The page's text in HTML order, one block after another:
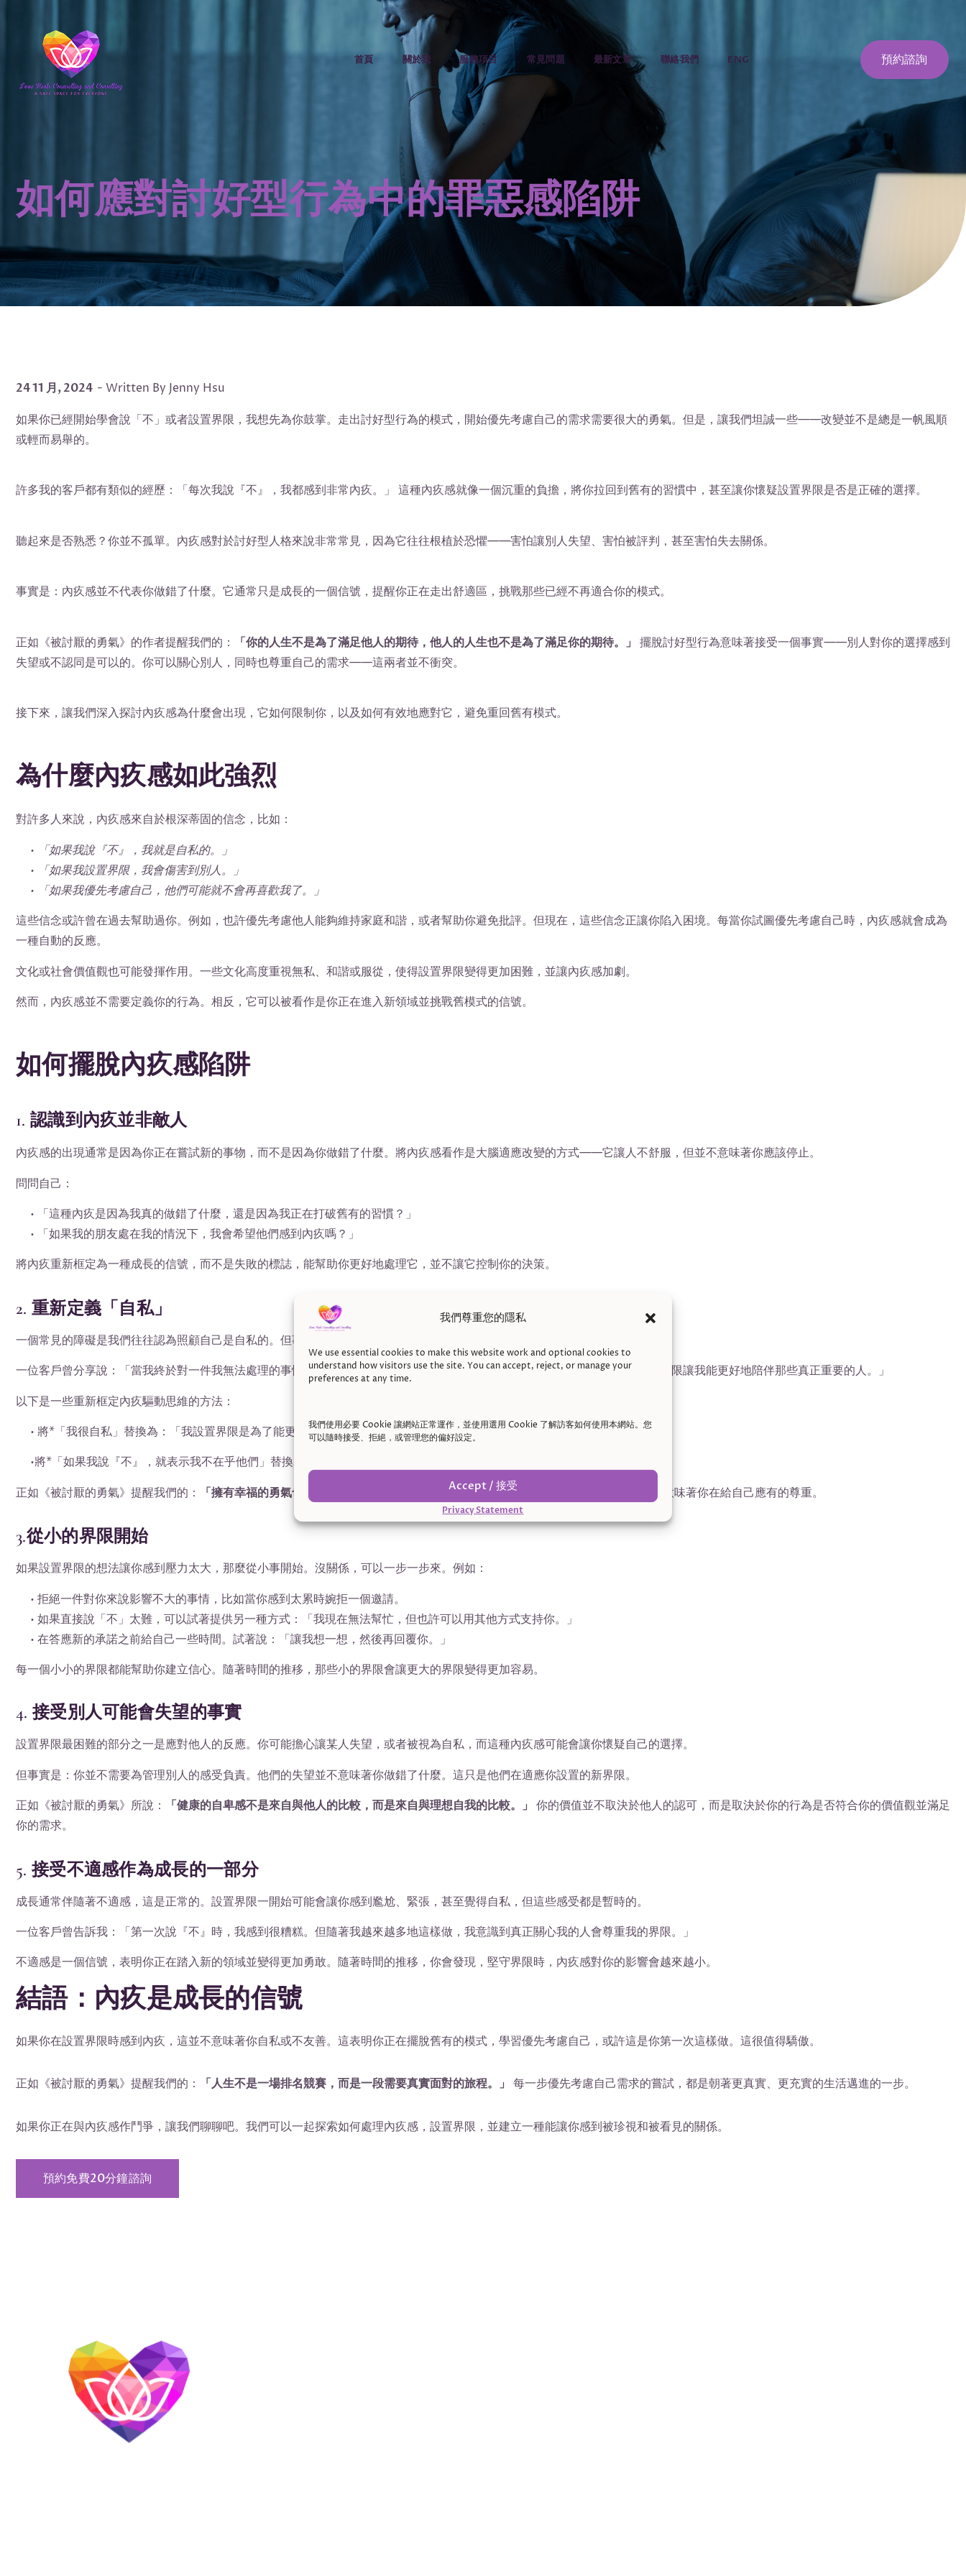
我們尊重您的隱私
We use essential cookies to make this website work and optional cookies to
understand how visitors use the site. You can accept, reject, or manage your
preferences at any time.
我們使用必要 Cookie 讓網站正常運作，並使用選用 Cookie 了解訪客如何使用本網站。您
可以隨時接受、拒絕，或管理您的偏好設定。
Accept / 接受
Privacy Statement
首頁 關於我 服務項目 常見問題 最新文章 聯絡我們 ENG 預約諮詢
如何應對討好型行為中的罪惡感陷阱
24 11 月, 2024 - Written By Jenny Hsu
如果你已經開始學會說「不」或者設置界限，我想先為你鼓掌。走出討好型行為的模式，開始優先考慮自己的需求需要很大的勇氣。但是，讓我們坦誠一些——改變並不是總是一帆風順
或輕而易舉的。
許多我的客戶都有類似的經歷：「每次我說『不』，我都感到非常內疚。」 這種內疚感就像一個沉重的負擔，將你拉回到舊有的習慣中，甚至讓你懷疑設置界限是否是正確的選擇。
聽起來是否熟悉？你並不孤單。內疚感對於討好型人格來說非常常見，因為它往往根植於恐懼——害怕讓別人失望、害怕被評判，甚至害怕失去關係。
事實是：內疚感並不代表你做錯了什麼。它通常只是成長的一個信號，提醒你正在走出舒適區，挑戰那些已經不再適合你的模式。
正如《被討厭的勇氣》的作者提醒我們的： 「你的人生不是為了滿足他人的期待，他人的人生也不是為了滿足你的期待。」 擺脫討好型行為意味著接受一個事實——別人對你的選擇感到
失望或不認同是可以的。你可以關心別人，同時也尊重自己的需求——這兩者並不衝突。
接下來，讓我們深入探討內疚感為什麼會出現，它如何限制你，以及如何有效地應對它，避免重回舊有模式。
為什麼內疚感如此強烈
對許多人來說，內疚感來自於根深蒂固的信念，比如：
• 「如果我說『不』，我就是自私的。」
• 「如果我設置界限，我會傷害到別人。」
• 「如果我優先考慮自己，他們可能就不會再喜歡我了。」
這些信念或許曾在過去幫助過你。例如，也許優先考慮他人能夠維持家庭和諧，或者幫助你避免批評。但現在，這些信念正讓你陷入困境。每當你試圖優先考慮自己時，內疚感就會成為
一種自動的反應。
文化或社會價值觀也可能發揮作用。一些文化高度重視無私、和諧或服從，使得設置界限變得更加困難，並讓內疚感加劇。
然而，內疚感並不需要定義你的行為。相反，它可以被看作是你正在進入新領域並挑戰舊模式的信號。
如何擺脫內疚感陷阱
1. 認識到內疚並非敵人
內疚感的出現通常是因為你正在嘗試新的事物，而不是因為你做錯了什麼。將內疚感看作是大腦適應改變的方式——它讓人不舒服，但並不意味著你應該停止。
問問自己：
• 「這種內疚是因為我真的做錯了什麼，還是因為我正在打破舊有的習慣？」
• 「如果我的朋友處在我的情況下，我會希望他們感到內疚嗎？」
將內疚重新框定為一種成長的信號，而不是失敗的標誌，能幫助你更好地處理它，並不讓它控制你的決策。
2. 重新定義「自私」
一個常見的障礙是我們往往認為照顧自己是自私的。但事實是：照顧自己並不是自私——它是必要的。
一位客戶曾分享說：「當我終於對一件我無法處理的事情說『不』時，我一開始感到非常內疚。但後來，我意識到，尊重自己的界限讓我能更好地陪伴那些真正重要的人。」
以下是一些重新框定內疚驅動思維的方法：
• 將*「我很自私」替換為：「我設置界限是為了能更好地照顧自己和他人。」*
•將*「如果我說『不』，就表示我不在乎他們」替換為：「優先考慮自己讓我能更好地陪伴那些我關心的人。」*
正如《被討厭的勇氣》提醒我們的：
「擁有幸福的勇氣也包含了被討厭的勇氣。」 選擇尊重自己並不意味著你在拒絕他人——它意味著你在給自己應有的尊重。
3.從小的界限開始
如果設置界限的想法讓你感到壓力太大，那麼從小事開始。沒關係，可以一步一步來。例如：
• 拒絕一件對你來說影響不大的事情，比如當你感到太累時婉拒一個邀請。
• 如果直接說「不」太難，可以試著提供另一種方式：「我現在無法幫忙，但也許可以用其他方式支持你。」
• 在答應新的承諾之前給自己一些時間。試著說：「讓我想一想，然後再回覆你。」
每一個小小的界限都能幫助你建立信心。隨著時間的推移，那些小的界限會讓更大的界限變得更加容易。
4. 接受別人可能會失望的事實
設置界限最困難的部分之一是應對他人的反應。你可能擔心讓某人失望，或者被視為自私，而這種內疚感可能會讓你懷疑自己的選擇。
但事實是：你並不需要為管理別人的感受負責。他們的失望並不意味著你做錯了什麼。這只是他們在適應你設置的新界限。
正如《被討厭的勇氣》所說：
「健康的自卑感不是來自與他人的比較，而是來自與理想自我的比較。」 你的價值並不取決於他人的認可，而是取決於你的行為是否符合你的價值觀並滿足
你的需求。
5. 接受不適感作為成長的一部分
成長通常伴隨著不適感，這是正常的。設置界限一開始可能會讓你感到尷尬、緊張，甚至覺得自私，但這些感受都是暫時的。
一位客戶曾告訴我：「第一次說『不』時，我感到很糟糕。但隨著我越來越多地這樣做，我意識到真正關心我的人會尊重我的界限。」
不適感是一個信號，表明你正在踏入新的領域並變得更加勇敢。隨著時間的推移，你會發現，堅守界限時，內疚感對你的影響會越來越小。
結語：內疚是成長的信號
如果你在設置界限時感到內疚，這並不意味著你自私或不友善。這表明你正在擺脫舊有的模式，學習優先考慮自己，或許這是你第一次這樣做。這很值得驕傲。
正如《被討厭的勇氣》提醒我們的： 「人生不是一場排名競賽，而是一段需要真實面對的旅程。」 每一步優先考慮自己需求的嘗試，都是朝著更真實、更充實的生活邁進的一步。
如果你正在與內疚感作鬥爭，讓我們聊聊吧。我們可以一起探索如何處理內疚感，設置界限，並建立一種能讓你感到被珍視和被看見的關係。
預約免費20分鐘諮詢